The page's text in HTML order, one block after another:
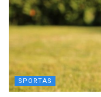
SPORTAS